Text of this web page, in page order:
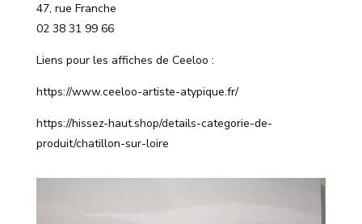
47, rue Franche
02 38 31 99 66
Liens pour les affiches de Ceeloo :
https://www.ceeloo-artiste-atypique.fr/
https://hissez-haut.shop/details-categorie-de-
produit/chatillon-sur-loire